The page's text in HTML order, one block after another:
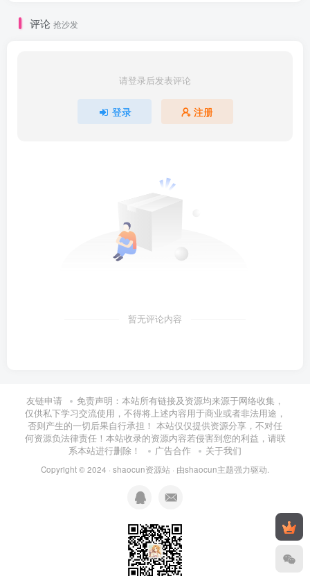
评论 抢沙发
请登录后发表评论
登录 注册
暂无评论内容
友链申请
免责声明：本站所有链接及资源均来源于网络收集，
仅供私下学习交流使用，不得将上述内容用于商业或者非法用途，
否则产生的一切后果自行承担！ 本站仅仅提供资源分享，不对任
何资源负法律责任！本站收录的资源内容若侵害到您的利益，请联
系本站进行删除！
广告合作 关于我们
Copyright © 2024 · shaocun资源站 · 由shaocun主题强力驱动.